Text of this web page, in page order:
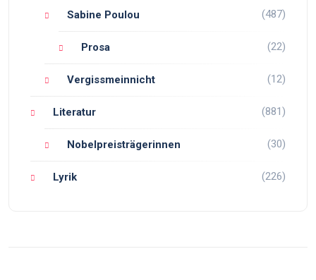
Sabine Poulou (487)
Prosa (22)
Vergissmeinnicht (12)
Literatur (881)
Nobelpreisträgerinnen (30)
Lyrik (226)